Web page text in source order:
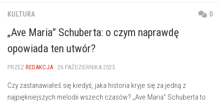
KULTURA 0
„Ave Maria” Schuberta: o czym naprawdę
opowiada ten utwór?
PRZEZ REDAKCJA · 26 PAŹDZIERNIKA 2025
Czy zastanawiałeś się kiedyś, jaka historia kryje się za jedną z
najpiękniejszych melodii wszech czasów? „Ave Maria” Schuberta to